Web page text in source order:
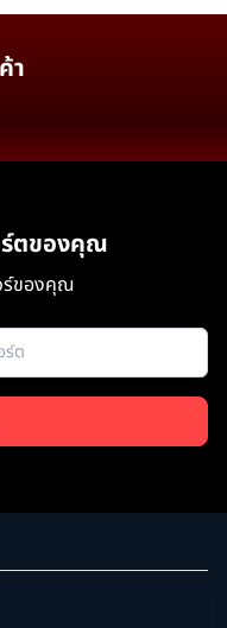
า
ร์ตของคุณ
ร์ของคุณ